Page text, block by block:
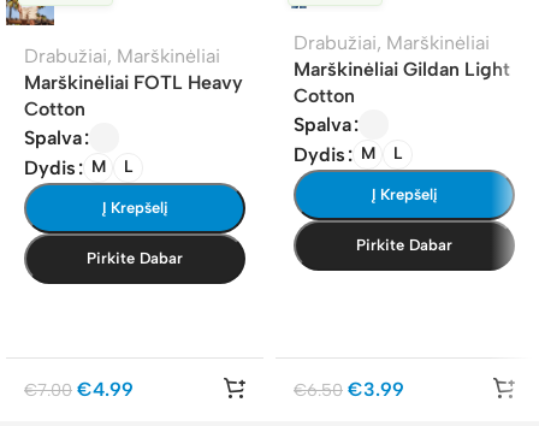
Drabužiai, Marškinėliai
Marškinėliai FOTL Heavy
Cotton
Spalva
Dydis
M L
Į Krepšelį
Pirkite Dabar
€7.00 €4.99
Drabužiai, Marškinėliai
Marškinėliai Gildan Light
Cotton
Spalva
Dydis
M L
Į Krepšelį
Pirkite Dabar
€6.50 €3.99